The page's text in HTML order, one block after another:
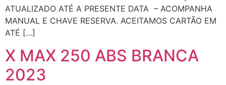
ATUALIZADO ATÉ A PRESENTE DATA – ACOMPANHA
MANUAL E CHAVE RESERVA. ACEITAMOS CARTÃO EM
ATÉ […]
X MAX 250 ABS BRANCA
2023